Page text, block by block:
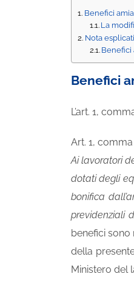
Benefici
La
Nota
Benefici
Benefici
L’art. 1,
Art. 1,
Ai lavoratori
dotati degli
bonifica
previdenziali
benefici sono
della
Ministero del